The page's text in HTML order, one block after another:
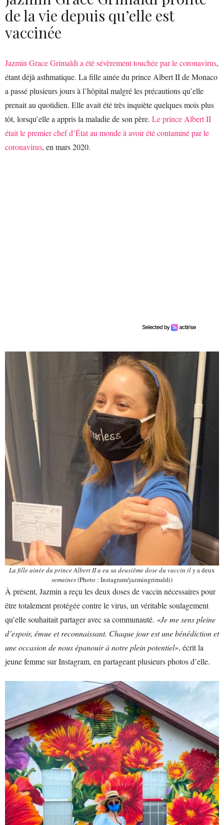
de la vie depuis qu’elle est
vaccinée
Jazmin Grace Grimaldi a été sévèrement touchée par le coronavirus,
étant déjà asthmatique. La fille ainée du prince Albert II de Monaco
a passé plusieurs jours à l’hôpital malgré les précautions qu’elle
prenait au quotidien. Elle avait été très inquiète quelques mois plus
tôt, lorsqu’elle a appris la maladie de son père. Le prince Albert II
était le premier chef d’État au monde à avoir été contaminé par le
coronavirus, en mars 2020.
La fille ainée du prince Albert II a eu sa deuxième dose du vaccin il ya deux
semaines(Photo : Instagram/jazmingrimaldi)
À présent, Jazmin a reçu les deux doses de vaccin nécessaires pour
être totalement protégée contre le virus, un véritable soulagement
qu’elle souhaitait partager avec sa communauté. «Je me sens pleine
d’espoir, émue et reconnaissant. Chaque jour est une bénédiction et
une occasion de nous épanouir à notre plein potentiel», écrit la
jeune femme sur Instagram, en partageant plusieurs photos d’elle.